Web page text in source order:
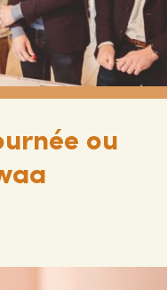
ou